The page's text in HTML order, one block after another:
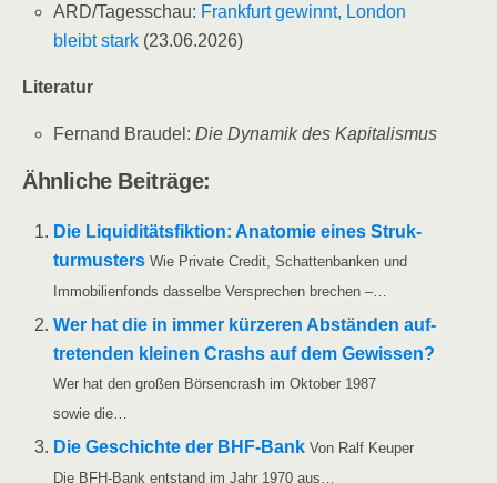
ARD/​Tagesschau: Frank­furt gewinnt, Lon­don
bleibt stark (23.06.2026)
Lite­ra­tur
Fer­nand Brau­del:Die Dyna­mik des Kapitalismus
Ähn­li­che Beiträge:
Die Liqui­di­täts­fik­ti­on: Ana­to­mie eines Struk­
tur­mus­ters Wie Pri­va­te Cre­dit, Schat­ten­ban­ken und
Immo­bi­li­en­fonds das­sel­be Ver­spre­chen brechen –…
Wer hat die in immer kür­ze­ren Abstän­den auf­
tre­ten­den klei­nen Crashs auf dem Gewis­sen?
Wer hat den gro­ßen Bör­sen­crash im Okto­ber 1987
sowie die…
Die Geschich­te der BHF-Bank Von Ralf Keu­per
Die BFH-Bank ent­stand im Jahr 1970 aus…